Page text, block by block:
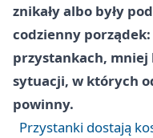
znikały albo były
codzienny
przystankach, mniej
sytuacji, w których
powinny.
Przystanki dostają